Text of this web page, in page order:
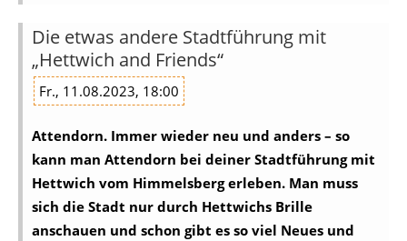
Die etwas andere Stadtführung mit
„Hettwich and Friends“
Fr., 11.08.2023, 18:00
Attendorn. Immer wieder neu und anders – so
kann man Attendorn bei deiner Stadtführung mit
Hettwich vom Himmelsberg erleben. Man muss
sich die Stadt nur durch Hettwichs Brille
anschauen und schon gibt es so viel Neues und